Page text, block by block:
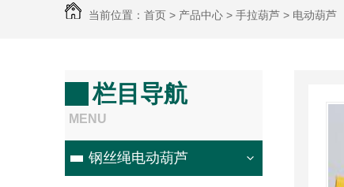
当前位置：首页 > 产品中心 > 手拉葫芦 > 电动葫芦
栏目导航
MENU
钢丝绳电动葫芦